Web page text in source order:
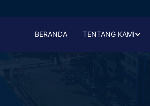
BERANDA TENTANG KAMI